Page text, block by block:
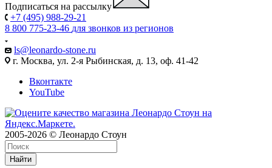
Подписаться на рассылку
+7 (495) 988-29-21
8 800 775-23-46 для звонков из регионов
ls@leonardo-stone.ru
г. Москва, ул. 2-я Рыбинская, д. 13, оф. 41-42
Вконтакте
YouTube
2005-2026 © Леонардо Стоун
Найти